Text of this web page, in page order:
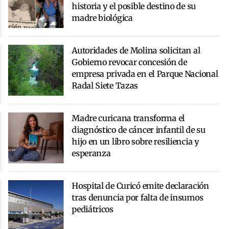
historia y el posible destino de su
madre biológica
Autoridades de Molina solicitan al
Gobierno revocar concesión de
empresa privada en el Parque Nacional
Radal Siete Tazas
Madre curicana transforma el
diagnóstico de cáncer infantil de su
hijo en un libro sobre resiliencia y
esperanza
Hospital de Curicó emite declaración
tras denuncia por falta de insumos
pediátricos